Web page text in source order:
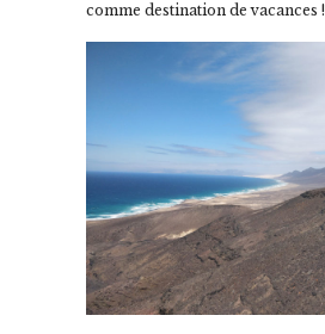
comme destination de vacances !